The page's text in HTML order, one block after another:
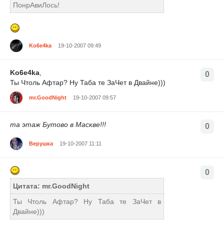
ПонрАвиЛось!
Ko6e4ka 19-10-2007 09:49
0
Ko6e4ka
Ты Чтоль Афтар? Ну Таба те ЗаЧет в Двайне)))
mr.GoodNight 19-10-2007 09:57
0
та этаж Бутово в Маскве!!!
Верушка 19-10-2007 11:11
0
Цитата: mr.GoodNight
Ты Чтоль Афтар? Ну Таба те ЗаЧет в
Двайне)))